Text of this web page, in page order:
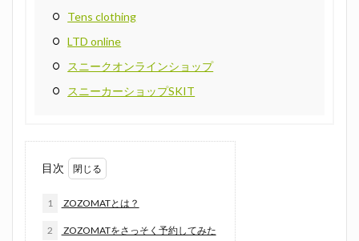
Tens clothing
LTD online
スニークオンラインショップ
スニーカーショップSKIT
目次
1 ZOZOMATとは？
2 ZOZOMATをさっそく予約してみた